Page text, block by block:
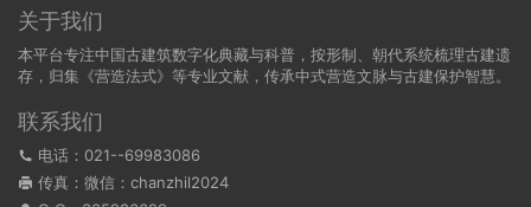
关于我们
本平台专注中国古建筑数字化典藏与科普，按形制、朝代系统梳理古建遗
存，归集《营造法式》等专业文献，传承中式营造文脉与古建保护智慧。
联系我们
电话：021--69983086
传真：微信：chanzhil2024